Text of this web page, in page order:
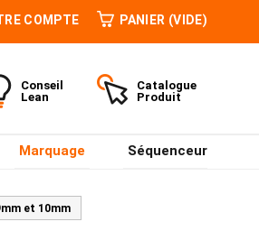
COMPTE PANIER (VIDE)
Conseil
Lean
Catalogue
Produit
Marquage Séquenceur
et 10mm